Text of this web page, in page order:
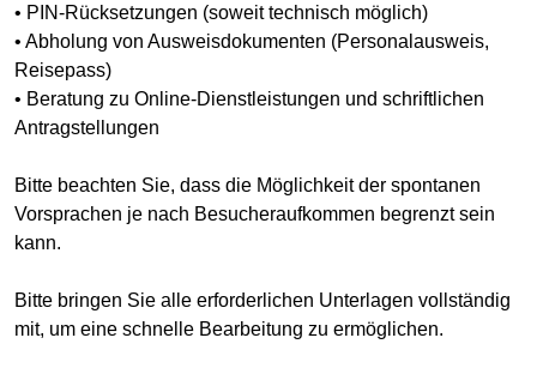
• PIN-Rücksetzungen (soweit technisch möglich)
• Abholung von Ausweisdokumenten (Personalausweis,
Reisepass)
• Beratung zu Online-Dienstleistungen und schriftlichen
Antragstellungen
Bitte beachten Sie, dass die Möglichkeit der spontanen
Vorsprachen je nach Besucheraufkommen begrenzt sein
kann.
Bitte bringen Sie alle erforderlichen Unterlagen vollständig
mit, um eine schnelle Bearbeitung zu ermöglichen.